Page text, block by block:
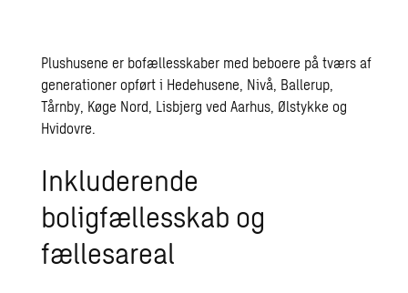
Plushusene er bofællesskaber med beboere på tværs af
generationer opført i Hedehusene, Nivå, Ballerup,
Tårnby, Køge Nord, Lisbjerg ved Aarhus, Ølstykke og
Hvidovre.
Inkluderende
boligfællesskab og
fællesareal